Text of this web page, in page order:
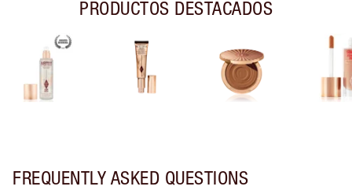
PRODUCTOS DESTACADOS
FREQUENTLY ASKED QUESTIONS